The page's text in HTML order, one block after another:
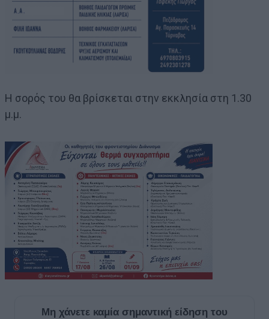
Η σορός του θα βρίσκεται στην εκκλησία στη 1.30
μ.μ.
Μη χάνετε καμία σημαντική είδηση του